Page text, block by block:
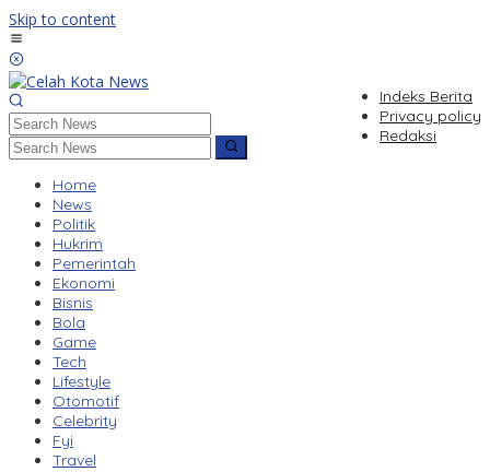
Skip to content
Indeks Berita
Privacy policy
Redaksi
Home
News
Politik
Hukrim
Pemerintah
Ekonomi
Bisnis
Bola
Game
Tech
Lifestyle
Otomotif
Celebrity
Fyi
Travel